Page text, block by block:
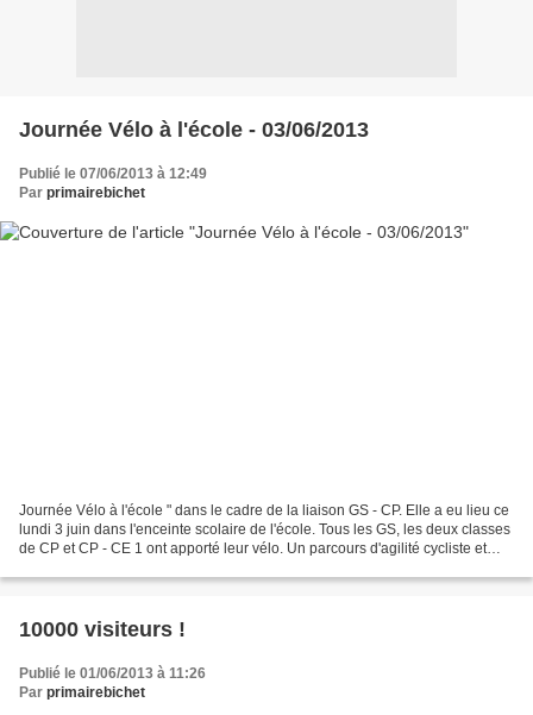
Journée Vélo à l'école - 03/06/2013
Publié le 07/06/2013 à 12:49
Par primairebichet
Journée Vélo à l'école " dans le cadre de la liaison GS - CP. Elle a eu lieu ce
lundi 3 juin dans l'enceinte scolaire de l'école. Tous les GS, les deux classes
de CP et CP - CE 1 ont apporté leur vélo. Un parcours d'agilité cycliste et
10000 visiteurs !
Publié le 01/06/2013 à 11:26
Par primairebichet